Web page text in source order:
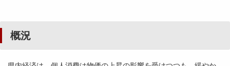
概況